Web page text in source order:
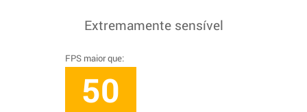
Extremamente sensível
FPS maior que:
50